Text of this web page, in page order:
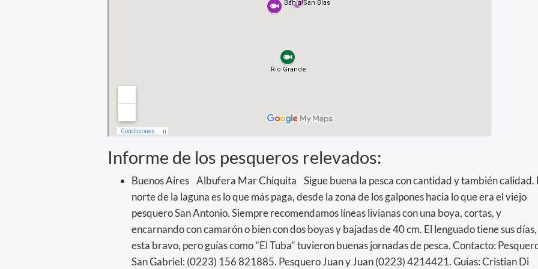
Informe de los pesqueros relevados:
Buenos Aires Albufera Mar Chiquita Sigue buena la pesca con cantidad y también calidad.
norte de la laguna es lo que más paga, desde la zona de los galpones hacia lo que era el viejo
pesquero San Antonio. Siempre recomendamos líneas livianas con una boya, cortas, y
encarnando con camarón o bien con dos boyas y bajadas de 40 cm. El lenguado tiene sus días,
esta bravo, pero guías como "El Tuba" tuvieron buenas jornadas de pesca. Contacto:
San Gabriel: (0223) 156 821885. Pesquero Juan y Juan (0223) 4214421. Guías: Cristian Di